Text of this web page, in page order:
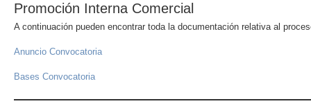
Promoción Interna Comercial
A continuación pueden encontrar toda la documentación relativa al
Anuncio Convocatoria
Bases Convocatoria